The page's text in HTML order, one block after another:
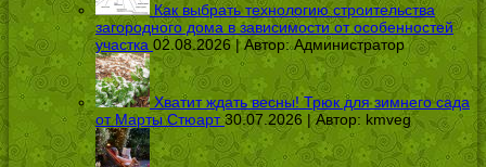
Как выбрать технологию строительства
загородного дома в зависимости от особенностей
участка 02.08.2026 | Автор:Администратор
Хватит ждать весны! Трюк для зимнего сада
от Марты Стюарт 30.07.2026 | Автор: kmveg